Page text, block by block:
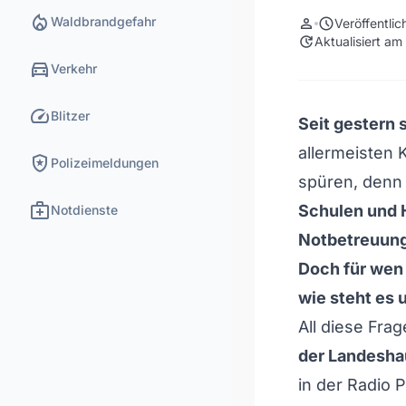
local_fire_department Waldbrandgefahr
directions_carVerkehr
speedBlitzer
local_police Polizeimeldungen
medical_servicesNotdienste
person schedule
updateAktualisiert am
Seit gestern
allermeisten
spüren, denn
Schulen und
Doch für
wie steht es
All diese
der
in der Radio